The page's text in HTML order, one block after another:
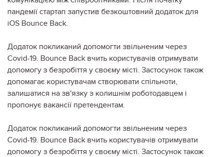
пандемії стартап запустив безкоштовний додаток для
iOS Bounce Back.
Додаток покликаний допомогти звільненим через
Covid-19. Bounce Back вчить користувачів отримувати
допомогу з безробіття у своєму місті. Застосунок також
допомагає користувачам створювати спільноти,
залишатися на зв'язку з колишнім роботодавцем і
пропонує вакансії претендентам.
Додаток покликаний допомогти звільненим через
Covid-19. Bounce Back вчить користувачів отримувати
допомогу з безробіття у своєму місті. Застосунок також